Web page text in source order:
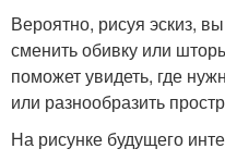
Вероятно, рисуя эскиз,
сменить обивку или
поможет увидеть, где
или разнообразить
На рисунке будущего